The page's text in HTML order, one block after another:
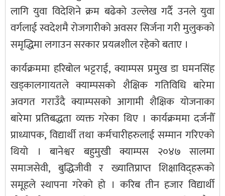
लागि युवा विदेशिने क्रम बढेको उल्लेख गर्दै उनले युवा
वर्गलाई स्वदेशमै रोजगारीको अवसर सिर्जना गरी मुलुकको
समृद्धिमा लगाउन सरकार प्रयत्नशील रहेको बताए ।
कार्यक्रममा हरिबोल भट्टराई, क्याम्पस प्रमुख डा घमनसिंह
खड्कालगायतले क्याम्पसको शैक्षिक गतिविधि बारेमा
अवगत गराउँदै क्याम्पसको आगामी शैक्षिक योजनाका
बारेमा प्रतिबद्धता व्यक्त गरेका थिए । कार्यक्रममा दर्जनौँ
प्राध्यापक, विद्यार्थी तथा कर्मचारीहरुलाई सम्मान गरिएको
थियो । बानेश्वर बहुमुखी क्याम्पस २०४७ सालमा
समाजसेवी, बुद्धिजीवी र ख्यातिप्राप्त शिक्षाविद्हरूको
समूहले स्थापना गरेको हो । करिब तीन हजार विद्यार्थी